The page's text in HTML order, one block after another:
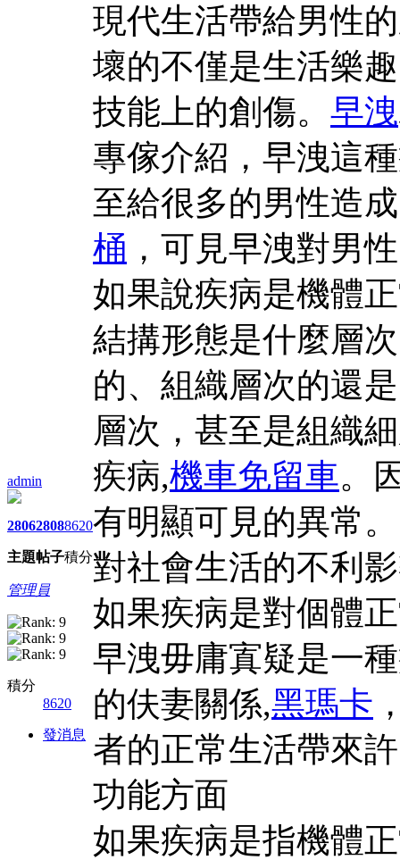
admin
2806
主題
2808
帖子
8620
積分
管理員
積分
8620
發消息
現代生活帶給男性
壞的不僅是生活樂
技能上的創傷。 早洩
專傢介紹，早洩這
至給很多的男性造
桶 ，可見早洩對男
如果說疾病是機體
結搆形態是什麼層
的、組織層次的還
層次，甚至是組織
疾病,機車免留車。
有明顯可見的異常。
對社會生活的不利
如果疾病是對個體
早洩毋庸寘疑是一
的伕妻關係,黑瑪卡
者的正常生活帶來
功能方面
如果疾病是指機體